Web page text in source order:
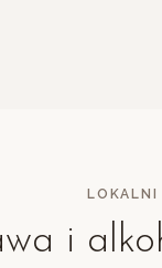
LOKALNI
i